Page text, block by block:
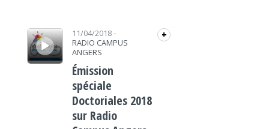
Lecteur audio 11/04/2018-
RADIO CAMPUS
ANGERS
+
Émission
spéciale
Doctoriales 2018
sur Radio